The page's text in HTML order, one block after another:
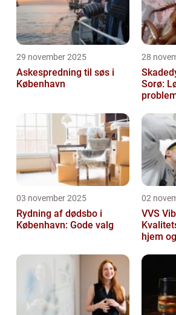
29 november 2025
Askespredning til søs i
København
28
Sorø:
03 november 2025
Rydning af dødsbo i
København: Gode valg
02
VVS
hjem